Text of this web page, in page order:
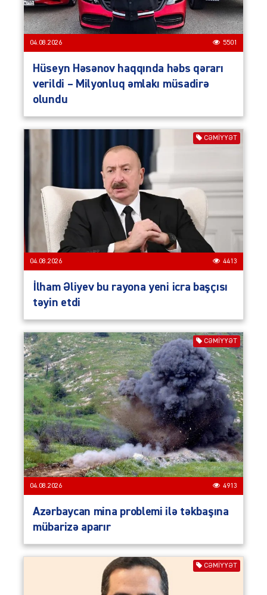
04.08.2026 5501
Hüseyn Həsənov haqqında həbs qərarı
verildi – Milyonluq əmlakı müsadirə
olundu
CƏMIYYƏT
04.08.2026 4413
İlham Əliyev bu rayona yeni icra başçısı
təyin etdi
CƏMIYYƏT
04.08.2026 4913
Azərbaycan mina problemi ilə təkbaşına
mübarizə aparır
CƏMIYYƏT